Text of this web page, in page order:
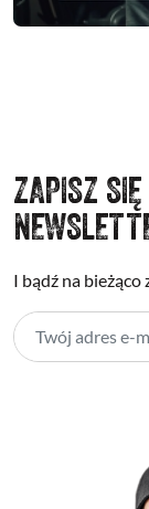
ZAPISZ
I bądź na